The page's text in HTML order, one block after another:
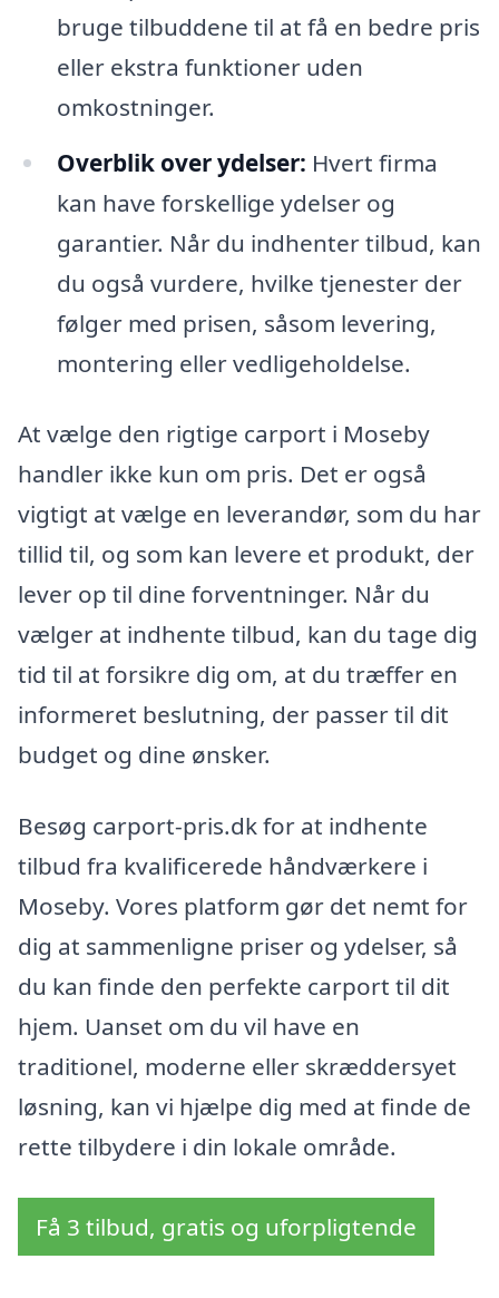
bruge tilbuddene til at få en bedre pris
eller ekstra funktioner uden
omkostninger.
Overblik over ydelser: Hvert firma
kan have forskellige ydelser og
garantier. Når du indhenter tilbud, kan
du også vurdere, hvilke tjenester der
følger med prisen, såsom levering,
montering eller vedligeholdelse.
At vælge den rigtige carport i Moseby
handler ikke kun om pris. Det er også
vigtigt at vælge en leverandør, som du har
tillid til, og som kan levere et produkt, der
lever op til dine forventninger. Når du
vælger at indhente tilbud, kan du tage dig
tid til at forsikre dig om, at du træffer en
informeret beslutning, der passer til dit
budget og dine ønsker.
Besøg carport-pris.dk for at indhente
tilbud fra kvalificerede håndværkere i
Moseby. Vores platform gør det nemt for
dig at sammenligne priser og ydelser, så
du kan finde den perfekte carport til dit
hjem. Uanset om du vil have en
traditionel, moderne eller skræddersyet
løsning, kan vi hjælpe dig med at finde de
rette tilbydere i din lokale område.
Få 3 tilbud, gratis og uforpligtende